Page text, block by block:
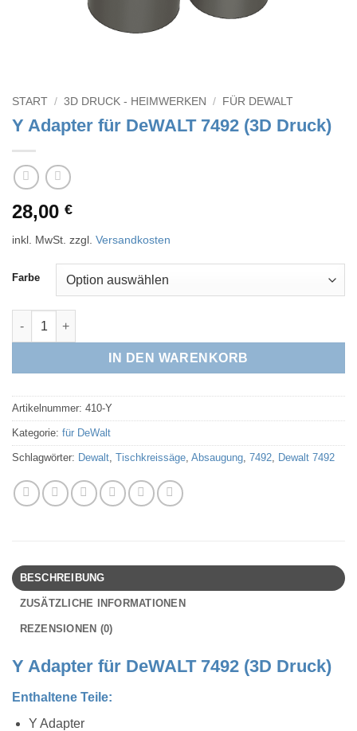
START / 3D DRUCK - HEIMWERKEN / FÜR DEWALT
Y Adapter für DeWALT 7492 (3D Druck)
28,00 €
inkl. MwSt. zzgl. Versandkosten
Farbe
Y Adapter für DeWALT 7492 (3D Druck) Menge
IN DEN WARENKORB
Artikelnummer: 410-Y
Kategorie: für DeWalt
Schlagwörter: Dewalt, Tischkreissäge, Absaugung, 7492, Dewalt 7492
BESCHREIBUNG
ZUSÄTZLICHE INFORMATIONEN
REZENSIONEN (0)
Y Adapter für DeWALT 7492 (3D Druck)
Enthaltene Teile:
Y Adapter